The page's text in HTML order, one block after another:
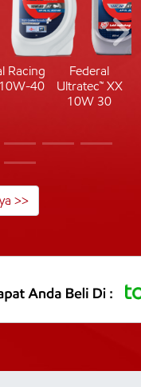
Racing
40
Federal
Ultratec™ XX
10W 30
>>